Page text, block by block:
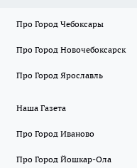
Про Город Чебоксары
Про Город Новочебоксарск
Про Город Ярославль
Наша Газета
Про Город Иваново
Про Город Йошкар-Ола